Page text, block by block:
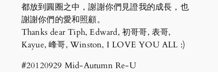
都放到圓圈之中，謝謝你們見證我的成長，也
謝謝你們的愛和照顧。
Thanks dear Tiph, Edward, 初哥哥, 表哥,
Kayue, 峰哥, Winston, I LOVE YOU ALL :)
#20120929 Mid-Autumn Re-U